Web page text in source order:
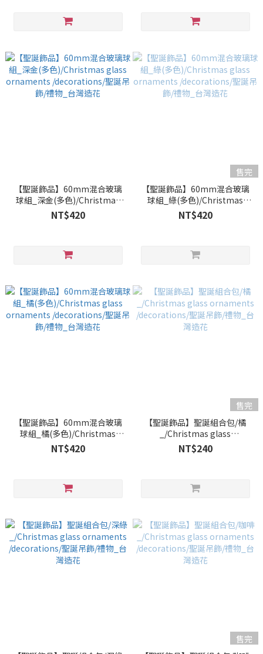
【聖誕飾品】60mm混合玻璃
球組_深金(多色)/Christmas
glass ornaments
/decorations/聖誕吊飾/禮物_
NT$420
售完
【聖誕飾品】60mm混合玻璃
球組_綠(多色)/Christmas
glass ornaments
/decorations/聖誕吊飾/禮物_
NT$420
【聖誕飾品】60mm混合玻璃
球組_橘(多色)/Christmas
glass ornaments
/decorations/聖誕吊飾/禮物_
NT$420
售完
【聖誕飾品】聖誕組合包/橘
_/Christmas glass
ornaments /decorations/聖
誕吊飾/禮物_台灣造花
NT$240
售完